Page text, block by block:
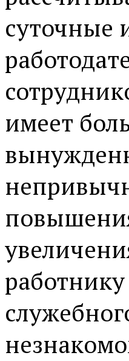
суточные
имеет